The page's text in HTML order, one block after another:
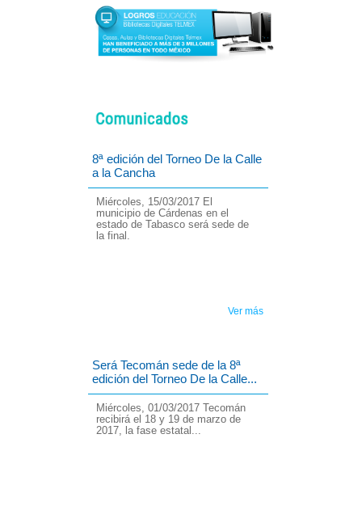
8ª edición del Torneo De la Calle
a la Cancha
Miércoles, 15/03/2017 El
municipio de Cárdenas en el
estado de Tabasco será sede de
la final.
Ver más
Será Tecomán sede de la 8ª
edición del Torneo De la Calle...
Miércoles, 01/03/2017 Tecomán
recibirá el 18 y 19 de marzo de
2017, la fase estatal...